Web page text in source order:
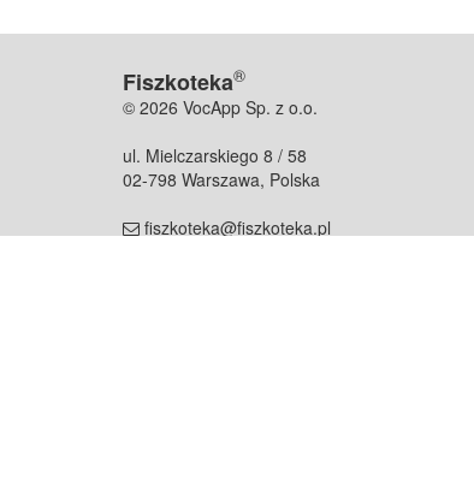
Fiszkoteka®
© 2026 VocApp Sp. z o.o.
ul. Mielczarskiego 8 / 58
02-798 Warszawa, Polska
fiszkoteka@fiszkoteka.pl